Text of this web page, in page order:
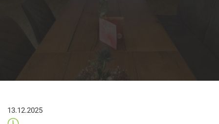
13.12.2025